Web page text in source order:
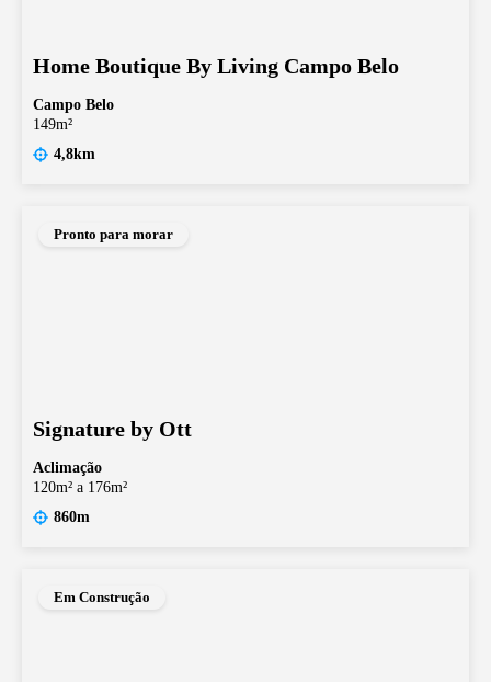
Home Boutique By Living Campo Belo
Campo Belo
149m²
4,8km
Pronto para morar
Signature by Ott
Aclimação
120m² a 176m²
860m
Em Construção